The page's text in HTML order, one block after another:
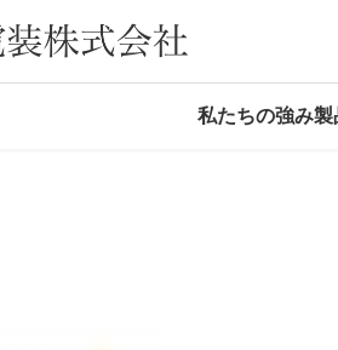
私たちの強み製